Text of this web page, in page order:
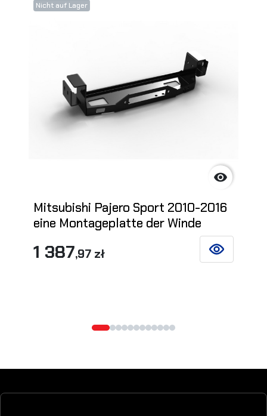
Nicht auf Lager

Mitsubishi Pajero Sport 2010-2016
eine Montageplatte der Winde
1 387,97 zł SIEHE